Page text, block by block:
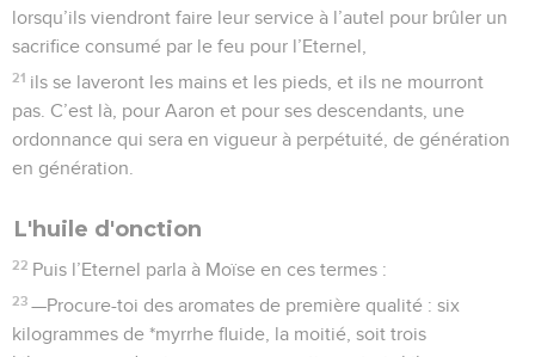
lorsqu’ils viendront faire leur service à l’autel pour brûler un
sacrifice consumé par le feu pour l’Eternel,
21 ils se laveront les mains et les pieds, et ils ne mourront
pas. C’est là, pour Aaron et pour ses descendants, une
ordonnance qui sera en vigueur à perpétuité, de génération
en génération.
L'huile d'onction
22 Puis l’Eternel parla à Moïse en ces termes :
23 —Procure-toi des aromates de première qualité : six
kilogrammes de *myrrhe fluide, la moitié, soit trois